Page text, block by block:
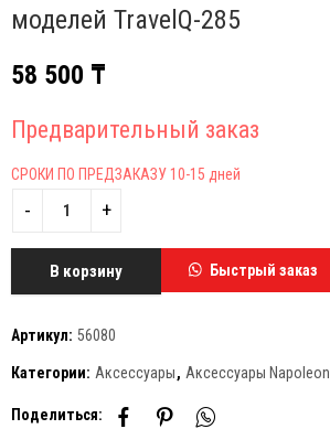
моделей TravelQ-285
58 500 ₸
Предварительный заказ
СРОКИ ПО ПРЕДЗАКАЗУ 10-15 дней
В корзину Быстрый заказ
Артикул: 56080
Категории: Аксессуары, Аксессуары Napoleon
Поделиться: